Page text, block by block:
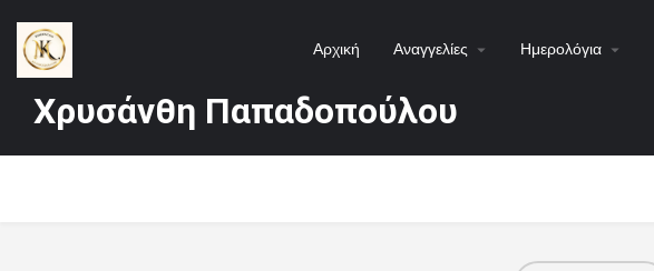
Αρχική Αναγγελίες Ημερολόγια
Χρυσάνθη Παπαδοπούλου